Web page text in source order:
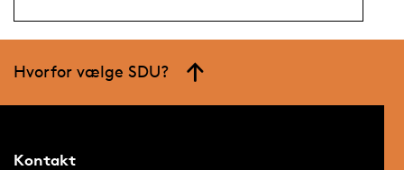
Hvorfor vælge SDU?
Kontakt